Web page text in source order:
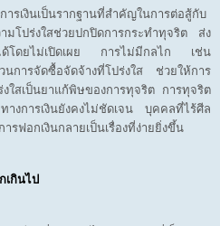
ารเงินเป็นรากฐานที่สำคัญในการต่อสู้กับ
มโปร่งใสช่วยปกปิดการกระทำทุจริต ส่ง
ด้โดยไม่เปิดเผย การไม่มีกลไก เช่น
นการจัดซื้อจัดจ้างที่โปร่งใส ช่วยให้การ
ใสเป็นยาแก้พิษของการทุจริต การทุจริต
างการเงินยังคงไม่ชัดเจน บุคคลที่ไร้ศีล
ฟอกเงินกลายเป็นเรื่องที่ง่ายยิ่งขึ้น
เกินไป